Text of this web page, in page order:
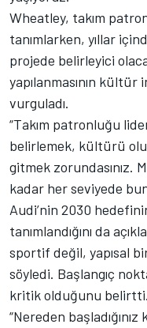
Wheatley, takım
tanımlarken, yıllar
projede belirleyici
yapılanmasının kültür
vurguladı.
“Takım patronluğu
belirlemek, kültürü
gitmek
kadar her seviyede
Audi’nin 2030
tanımlandığını da
sportif değil, yapısal
söyledi. Başlangıç
kritik olduğunu belirtti.
“Nereden